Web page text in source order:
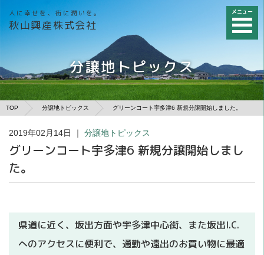
人に幸せを、街に潤いを。
秋山興産株式会社
メニュー
分譲地トピックス
TOP 分譲地トピックス グリーンコート宇多津6 新規分譲開始しました。
2019年02月14日 ｜ 分譲地トピックス
グリーンコート宇多津6 新規分譲開始しまし
た。
県道に近く、坂出方面や宇多津中心街、また坂出I.C.
へのアクセスに便利で、通勤や遠出のお買い物に最適